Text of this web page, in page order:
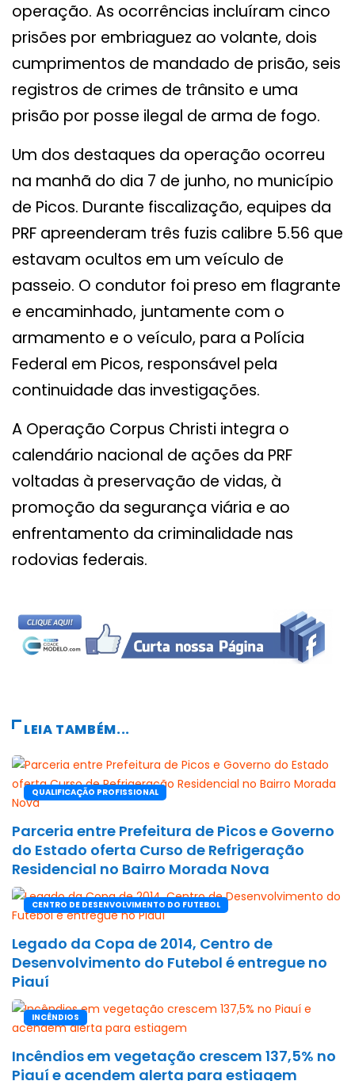
operação. As ocorrências incluíram cinco
prisões por embriaguez ao volante, dois
cumprimentos de mandado de prisão, seis
registros de crimes de trânsito e uma
prisão por posse ilegal de arma de fogo.
Um dos destaques da operação ocorreu
na manhã do dia 7 de junho, no município
de Picos. Durante fiscalização, equipes da
PRF apreenderam três fuzis calibre 5.56 que
estavam ocultos em um veículo de
passeio. O condutor foi preso em flagrante
e encaminhado, juntamente com o
armamento e o veículo, para a Polícia
Federal em Picos, responsável pela
continuidade das investigações.
A Operação Corpus Christi integra o
calendário nacional de ações da PRF
voltadas à preservação de vidas, à
promoção da segurança viária e ao
enfrentamento da criminalidade nas
rodovias federais.
LEIA TAMBÉM...
QUALIFICAÇÃO PROFISSIONAL
Parceria entre Prefeitura de Picos e Governo
do Estado oferta Curso de Refrigeração
Residencial no Bairro Morada Nova
CENTRO DE DESENVOLVIMENTO DO FUTEBOL
Legado da Copa de 2014, Centro de
Desenvolvimento do Futebol é entregue no
Piauí
INCÊNDIOS
Incêndios em vegetação crescem 137,5% no
Piauí e acendem alerta para estiagem